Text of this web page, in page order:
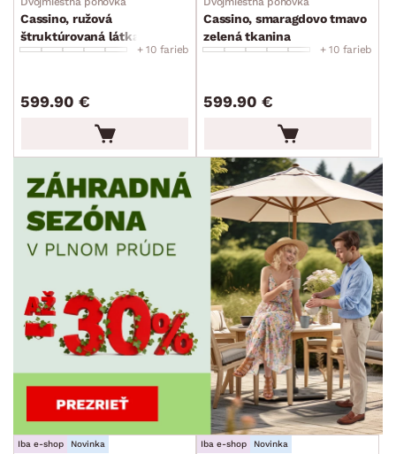
Cassino, ružová
štruktúrovaná látka
+ 10 farieb
599.90 €
Cassino, smaragdovo tmavo
zelená tkanina
+ 10 farieb
599.90 €
Iba e-shop Novinka Iba e-shop Novinka